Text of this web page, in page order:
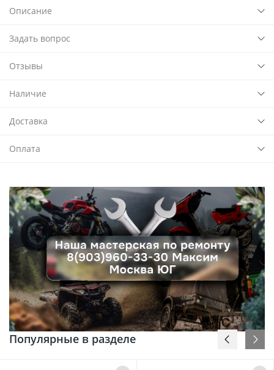
Описание
Задать вопрос
Отзывы
Наличие
Доставка
Оплата
Популярные в разделе